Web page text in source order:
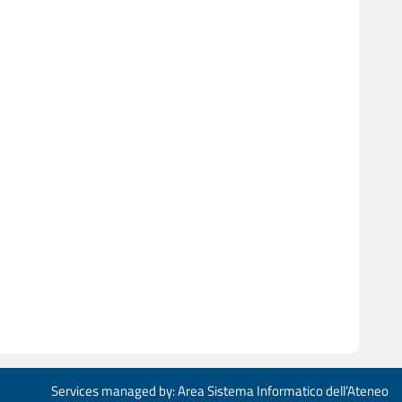
Services managed by: Area Sistema Informatico dell’Ateneo